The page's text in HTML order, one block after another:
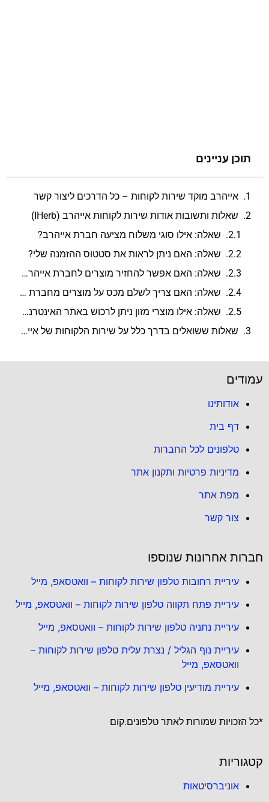
תוכן עניינים
אייהרב מוקד שירות לקוחות – כל הדרכים ליצור קשר
שאלות ותשובות אודות שירות לקוחות אייהרב (IHerb)
שאלה: אילו סוגי משלוח מציעה חברת אייהרב?
שאלה: האם ניתן לראות את סטטוס ההזמנה שלי?
שאלה: האם אפשר להחזיר מוצרים לחברת אייהרב?
שאלה: האם צריך לשלם מכס על מוצרים מחברת אייהרב?
שאלה: אילו מוצרי מזון ניתן לרכוש באתר האינטרנט של חברת אייהרב?
שאלות ששואלים בדרך כלל על שירות הלקוחות של אייהרב (IHerb)
עמודים
אודותינו
דף בית
טלפונים לכל החברות
מדיניות פרטיות ותקנון אתר
מפת אתר
צור קשר
חברות אחרונות שנוספו
עיריית רחובות טלפון שירות לקוחות – וואטסאפ, מייל
עיריית פתח תקווה טלפון שירות לקוחות – וואטסאפ, מייל
עיריית נתניה טלפון שירות לקוחות – וואטסאפ, מייל
עיריית נוף הגליל / נצרת עלית טלפון שירות לקוחות –
וואטסאפ, מייל
עיריית מודיעין טלפון שירות לקוחות – וואטסאפ, מייל
*כל הזכויות שמורות לאתר טלפונים.קום
קטגוריות
אוניברסיטאות